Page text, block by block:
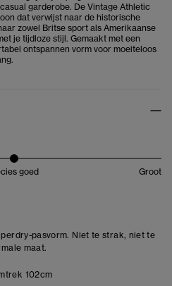
garderobe. De Vintage Athletic
dat verwijst naar de historische
zowel Britse sport als Amerikaanse
je tijdloze stijl. Gemaakt met een
ontspannen vorm voor moeiteloos
goed Groot
pasvorm. Niet te strak, niet te
maat.
102cm